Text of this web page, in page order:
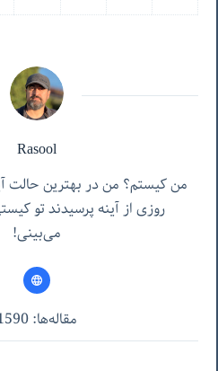
Rasool
من کیستم؟ من در بهترین حالت
روزی از آینه پرسیدند تو
می‌بینی!
مقاله‌ها: 1590